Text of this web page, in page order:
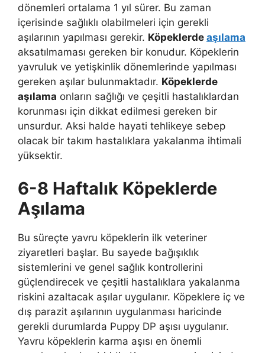
dönemleri ortalama 1 yıl sürer. Bu zaman
içerisinde sağlıklı olabilmeleri için gerekli
aşılarının yapılması gerekir. Köpeklerde aşılama
aksatılmaması gereken bir konudur. Köpeklerin
yavruluk ve yetişkinlik dönemlerinde yapılması
gereken aşılar bulunmaktadır. Köpeklerde
aşılama onların sağlığı ve çeşitli hastalıklardan
korunması için dikkat edilmesi gereken bir
unsurdur. Aksi halde hayati tehlikeye sebep
olacak bir takım hastalıklara yakalanma ihtimali
yüksektir.
6-8 Haftalık Köpeklerde
Aşılama
Bu süreçte yavru köpeklerin ilk veteriner
ziyaretleri başlar. Bu sayede bağışıklık
sistemlerini ve genel sağlık kontrollerini
güçlendirecek ve çeşitli hastalıklara yakalanma
riskini azaltacak aşılar uygulanır. Köpeklere iç ve
dış parazit aşılarının uygulanması haricinde
gerekli durumlarda Puppy DP aşısı uygulanır.
Yavru köpeklerin karma aşısı en önemli